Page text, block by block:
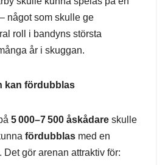
något som skulle ge
roll i bandyns största
år i skuggan.
kan fördubblas
5 000–7 500 åskådare skulle
fördubblas med en
Det gör arenan attraktiv för: